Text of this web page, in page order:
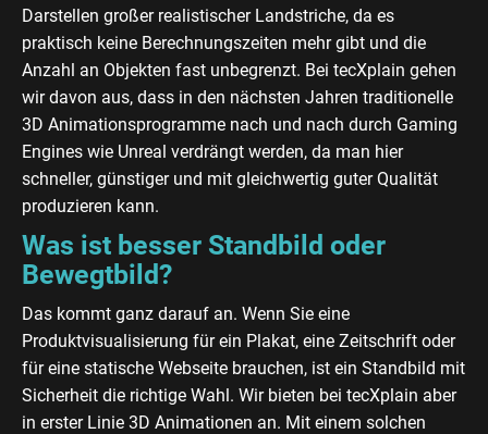
Darstellen großer realistischer Landstriche, da es
praktisch keine Berechnungszeiten mehr gibt und die
Anzahl an Objekten fast unbegrenzt. Bei tecXplain gehen
wir davon aus, dass in den nächsten Jahren traditionelle
3D Animationsprogramme nach und nach durch Gaming
Engines wie Unreal verdrängt werden, da man hier
schneller, günstiger und mit gleichwertig guter Qualität
produzieren kann.
Was ist besser Standbild oder
Bewegtbild?
Das kommt ganz darauf an. Wenn Sie eine
Produktvisualisierung für ein Plakat, eine Zeitschrift oder
für eine statische Webseite brauchen, ist ein Standbild mit
Sicherheit die richtige Wahl. Wir bieten bei tecXplain aber
in erster Linie 3D Animationen an. Mit einem solchen